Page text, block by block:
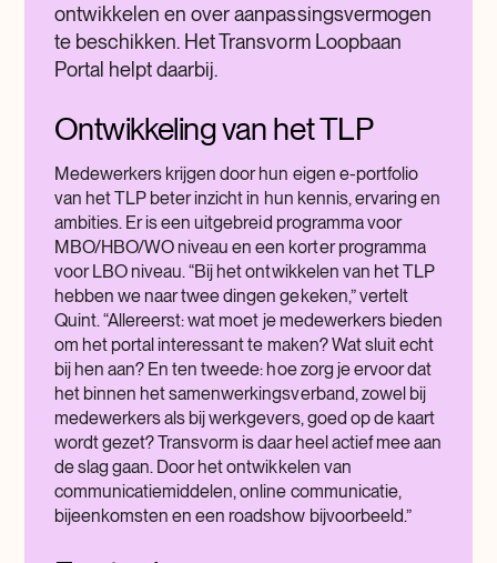
ontwikkelen en over aanpassingsvermogen
te beschikken. Het Transvorm Loopbaan
Portal helpt daarbij.
Ontwikkeling van het TLP
Medewerkers krijgen door hun eigen e-portfolio
van het TLP beter inzicht in hun kennis, ervaring en
ambities. Er is een uitgebreid programma voor
MBO/HBO/WO niveau en een korter programma
voor LBO niveau. “Bij het ontwikkelen van het TLP
hebben we naar twee dingen gekeken,” vertelt
Quint. “Allereerst: wat moet je medewerkers bieden
om het portal interessant te maken? Wat sluit echt
bij hen aan? En ten tweede: hoe zorg je ervoor dat
het binnen het samenwerkingsverband, zowel bij
medewerkers als bij werkgevers, goed op de kaart
wordt gezet? Transvorm is daar heel actief mee aan
de slag gaan. Door het ontwikkelen van
communicatiemiddelen, online communicatie,
bijeenkomsten en een roadshow bijvoorbeeld.”